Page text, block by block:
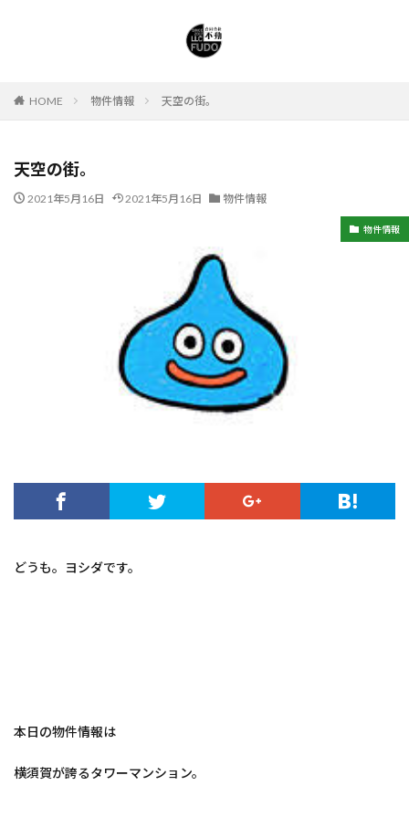
HOME 物件情報 天空の街。
天空の街。
2021年5月16日 2021年5月16日 物件情報
物件情報
どうも。ヨシダです。
本日の物件情報は
横須賀が誇るタワーマンション。